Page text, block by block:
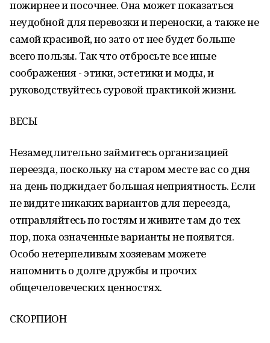
пожирнее и посочнее. Она может показаться
неудобной для перевозки и переноски, а также не
самой красивой, но зато от нее будет больше
всего пользы. Так что отбросьте все иные
соображения - этики, эстетики и моды, и
руководствуйтесь суровой практикой жизни.
ВЕСЫ
Незамедлительно займитесь организацией
переезда, поскольку на старом месте вас со дня
на день поджидает большая неприятность. Если
не видите никаких вариантов для переезда,
отправляйтесь по гостям и живите там до тех
пор, пока означенные варианты не появятся.
Особо нетерпеливым хозяевам можете
напомнить о долге дружбы и прочих
общечеловеческих ценностях.
СКОРПИОН